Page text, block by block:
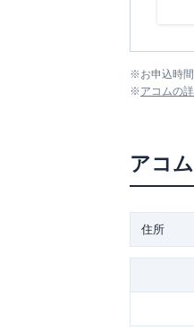
※お申込時
※アコムの
アコム
住所